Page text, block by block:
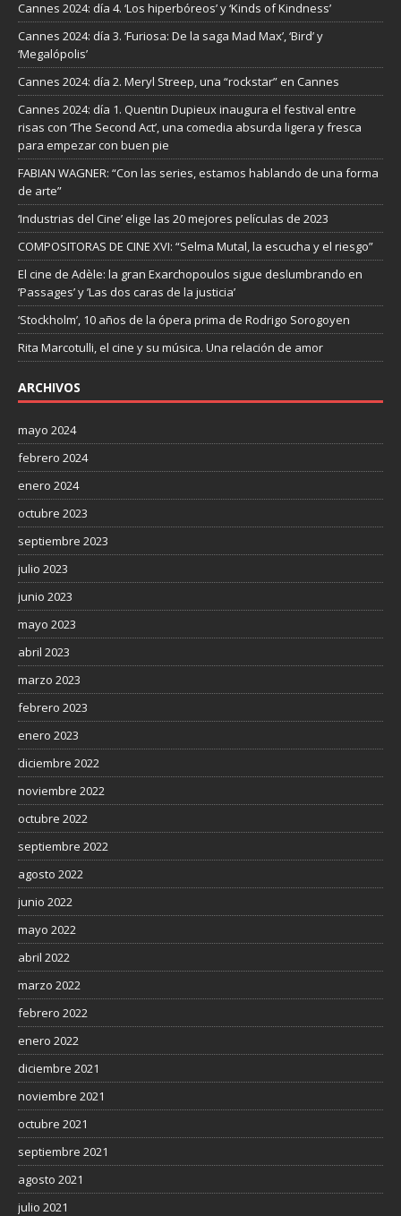
Cannes 2024: día 4. ‘Los hiperbóreos’ y ‘Kinds of Kindness’
Cannes 2024: día 3. ‘Furiosa: De la saga Mad Max’, ‘Bird’ y
‘Megalópolis’
Cannes 2024: día 2. Meryl Streep, una “rockstar” en Cannes
Cannes 2024: día 1. Quentin Dupieux inaugura el festival entre
risas con ‘The Second Act’, una comedia absurda ligera y fresca
para empezar con buen pie
FABIAN WAGNER: “Con las series, estamos hablando de una forma
de arte”
‘Industrias del Cine’ elige las 20 mejores películas de 2023
COMPOSITORAS DE CINE XVI: “Selma Mutal, la escucha y el riesgo”
El cine de Adèle: la gran Exarchopoulos sigue deslumbrando en
’Passages’ y ’Las dos caras de la justicia’
‘Stockholm’, 10 años de la ópera prima de Rodrigo Sorogoyen
Rita Marcotulli, el cine y su música. Una relación de amor
ARCHIVOS
mayo 2024
febrero 2024
enero 2024
octubre 2023
septiembre 2023
julio 2023
junio 2023
mayo 2023
abril 2023
marzo 2023
febrero 2023
enero 2023
diciembre 2022
noviembre 2022
octubre 2022
septiembre 2022
agosto 2022
junio 2022
mayo 2022
abril 2022
marzo 2022
febrero 2022
enero 2022
diciembre 2021
noviembre 2021
octubre 2021
septiembre 2021
agosto 2021
julio 2021